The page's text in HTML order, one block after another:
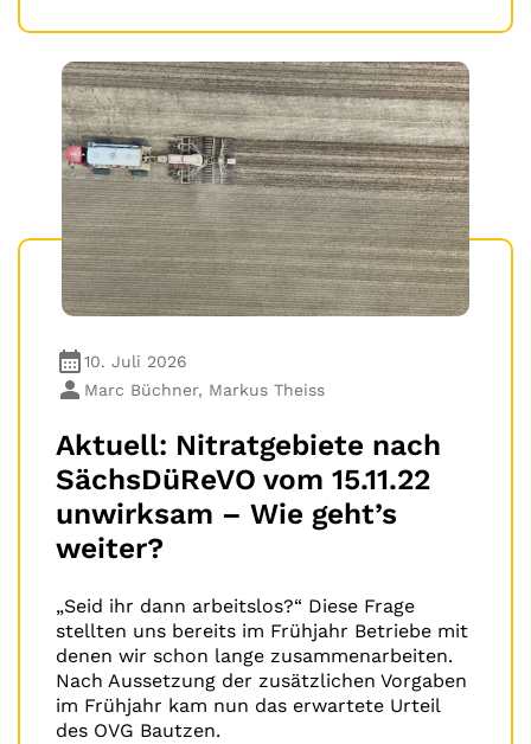
10. Juli 2026
Marc Büchner, Markus Theiss
Aktuell: Nitratgebiete nach
SächsDüReVO vom 15.11.22
unwirksam – Wie geht’s
weiter?
„Seid ihr dann arbeitslos?“ Diese Frage
stellten uns bereits im Frühjahr Betriebe mit
denen wir schon lange zusammenarbeiten.
Nach Aussetzung der zusätzlichen Vorgaben
im Frühjahr kam nun das erwartete Urteil
des OVG Bautzen.